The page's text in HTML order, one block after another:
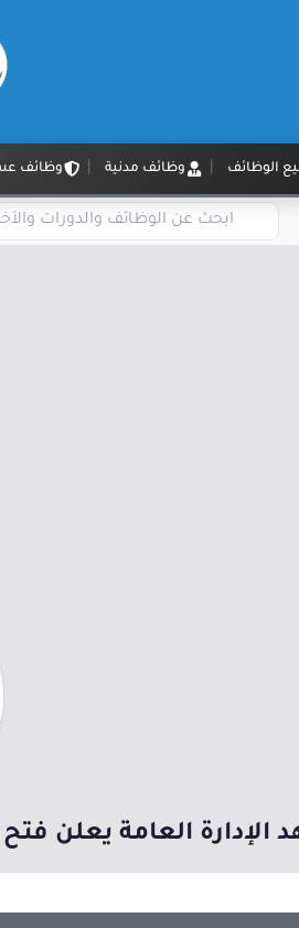
الوظائف وظائف مدنية وظائف
الإدارة العامة يعلن